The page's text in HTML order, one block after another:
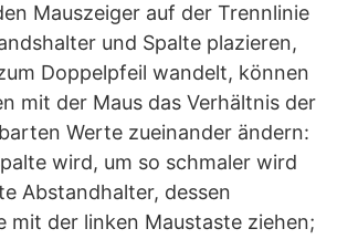
Mauszeiger auf der Trennlinie
und Spalte plazieren,
Doppelpfeil wandelt, können
mit der Maus das Verhältnis der
Werte zueinander ändern:
wird, um so schmaler wird
Abstandhalter, dessen
mit der linken Maustaste ziehen;